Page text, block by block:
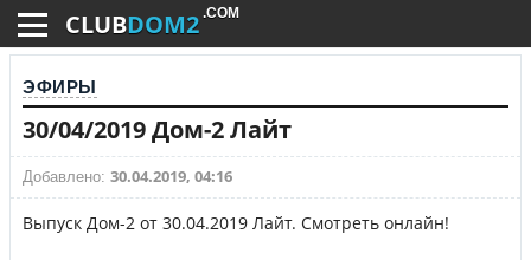
CLUBDOM2 .COM
ЭФИРЫ
30/04/2019 Дом-2 Лайт
Добавлено: 30.04.2019, 04:16
Выпуск Дом-2 от 30.04.2019 Лайт. Смотреть онлайн!